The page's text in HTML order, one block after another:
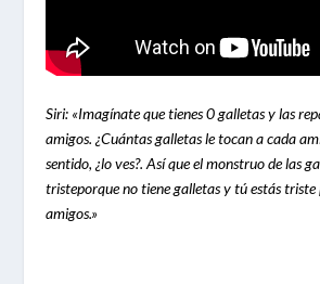
Siri: «Imagínate que tienes 0 galletas y las
amigos. ¿Cuántas galletas le tocan a cada
sentido, ¿lo ves?. Así que el monstruo de las
tristeporque no tiene galletas y tú estás triste
amigos.»